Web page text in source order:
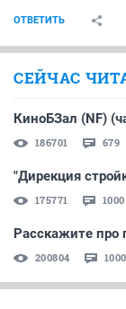
ОТВЕТИТЬ
СЕЙЧАС
КиноБЗал (NF)
186701 679
"Дирекция
175771 1000
Расскажите про
200804 1000